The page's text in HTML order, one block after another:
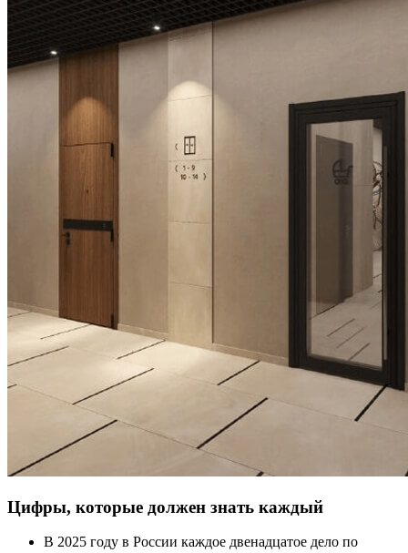
Цифры, которые должен знать каждый
В 2025 году в России каждое двенадцатое дело по